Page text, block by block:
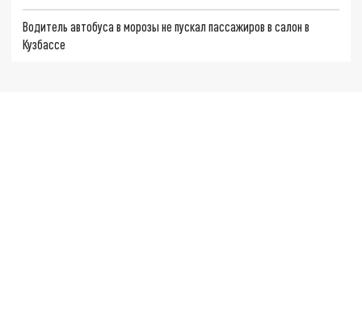
Водитель автобуса в морозы не пускал пассажиров в салон в
Кузбассе